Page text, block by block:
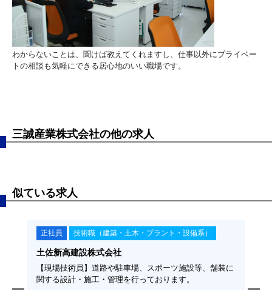
わからないことは、聞けば教えてくれますし、仕事以外にプライベー
トの相談も気軽にできる居心地のいい職場です。
三誠産業株式会社の他の求人
似ている求人
正社員 技術職（建築・土木・プラント・設備系）
土佐新高建設株式会社
【現場技術員】道路や駐車場、スポーツ施設等、舗装に
関する設計・施工・管理を行っております。